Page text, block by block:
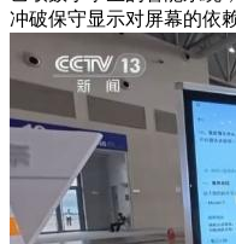
冲破保守显示对屏幕的依